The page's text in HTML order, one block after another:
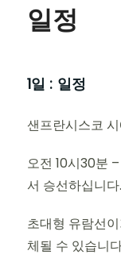
일정
1일 : 일정
샌프란시스코
오전 10시30분
서 승선하십니다.
초대형 유람선
체될 수 있습니